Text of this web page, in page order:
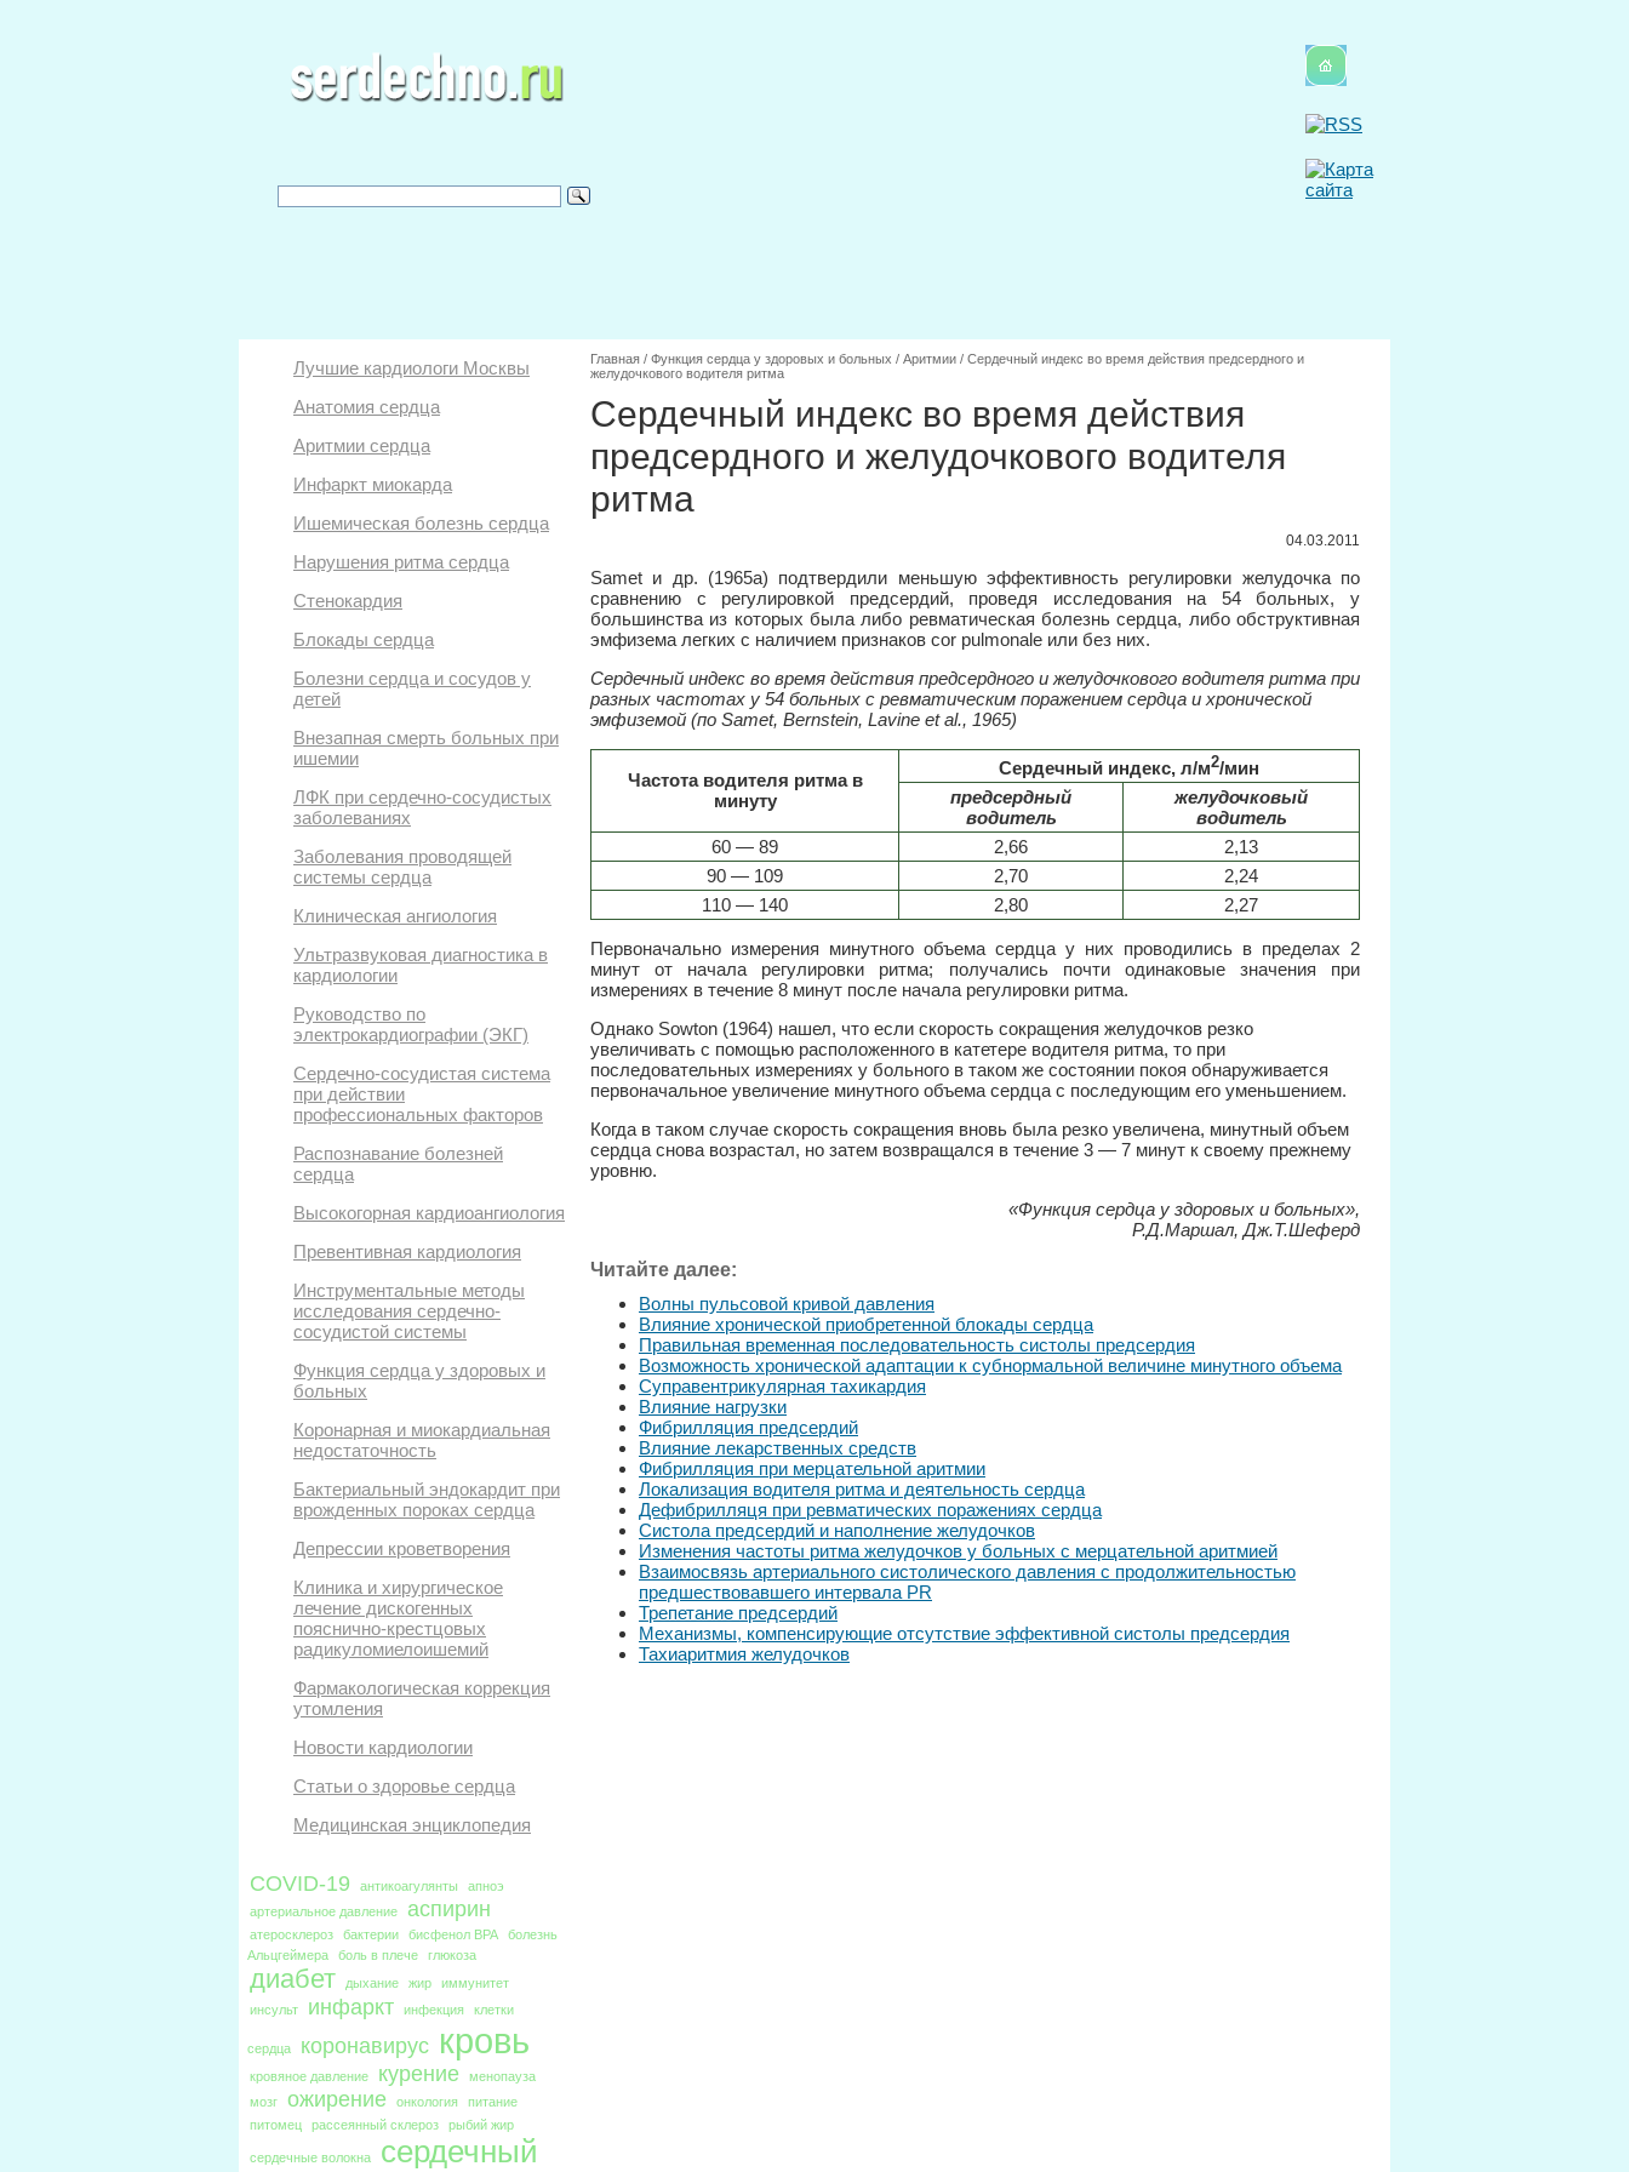
Лучшие кардиологи Москвы
Анатомия сердца
Аритмии сердца
Инфаркт миокарда
Ишемическая болезнь сердца
Нарушения ритма сердца
Стенокардия
Блокады сердца
Болезни сердца и сосудов у
детей
Внезапная смерть больных при
ишемии
ЛФК при сердечно-сосудистых
заболеваниях
Заболевания проводящей
системы сердца
Клиническая ангиология
Ультразвуковая диагностика в
кардиологии
Руководство по
электрокардиографии (ЭКГ)
Сердечно-сосудистая система
при действии
профессиональных факторов
Распознавание болезней
сердца
Высокогорная кардиоангиология
Превентивная кардиология
Инструментальные методы
исследования сердечно-
сосудистой системы
Функция сердца у здоровых и
больных
Коронарная и миокардиальная
недостаточность
Бактериальный эндокардит при
врожденных пороках сердца
Депрессии кроветворения
Клиника и хирургическое
лечение дискогенных
пояснично-крестцовых
радикуломиелоишемий
Фармакологическая коррекция
утомления
Новости кардиологии
Статьи о здоровье сердца
Медицинская энциклопедия
COVID-19 антикоагулянты
апноэ
артериальное давление
аспирин
атеросклероз бактерии бисфенол BPA
болезнь
Альцгеймера
боль в плече глюкоза
диабет дыхание жир
иммунитет
инсульт
инфаркт инфекция клетки
сердца коронавирус кровь
кровяное давление курение
менопауза
мозг
ожирение онкология
питание
питомец
рассеянный склероз рыбий жир
сердечные волокна
сердечный
Главная / Функция сердца у здоровых и больных / Аритмии / Сердечный индекс во время действия предсердного и
желудочкового водителя ритма
Сердечный индекс во время действия
предсердного и желудочкового водителя
ритма
04.03.2011
Samet и др. (1965а) подтвердили меньшую эффективность регулировки желудочка по
сравнению с регулировкой предсердий, проведя исследования на 54 больных, у
большинства из которых была либо ревматическая болезнь сердца, либо обструктивная
эмфизема легких с наличием признаков cor pulmonale или без них.
Сердечный индекс во время действия предсердного и желудочкового водителя ритма при
разных частотах у 54 больных с ревматическим поражением сердца и хронической
эмфиземой (по Samet, Bernstein, Lavine et al., 1965)
Частота водителя ритма в
минуту
Сердечный индекс, л/м2/мин
предсердный
водитель
желудочковый
водитель
60 — 89
2,66
2,13
90 — 109
2,70
2,24
110 — 140
2,80 2,27
Первоначально измерения минутного объема сердца у них проводились в пределах 2
минут от начала регулировки ритма; получались почти одинаковые значения при
измерениях в течение 8 минут после начала регулировки ритма.
Однако Sowton (1964) нашел, что если скорость сокращения желудочков резко
увеличивать с помощью расположенного в катетере водителя ритма, то при
последовательных измерениях у больного в таком же состоянии покоя обнаруживается
первоначальное увеличение минутного объема сердца с последующим его уменьшением.
Когда в таком случае скорость сокращения вновь была резко увеличена, минутный объем
сердца снова возрастал, но затем возвращался в течение 3 — 7 минут к своему прежнему
уровню.
«Функция сердца у здоровых и больных»,
Р.Д.Маршал, Дж.Т.Шеферд
Читайте далее:
Волны пульсовой кривой давления
Влияние хронической приобретенной блокады сердца
Правильная временная последовательность систолы предсердия
Возможность хронической адаптации к субнормальной величине минутного объема
Суправентрикулярная тахикардия
Влияние нагрузки
Фибрилляция предсердий
Влияние лекарственных средств
Фибрилляция при мерцательной аритмии
Локализация водителя ритма и деятельность сердца
Дефибрилляця при ревматических поражениях сердца
Систола предсердий и наполнение желудочков
Изменения частоты ритма желудочков у больных с мерцательной аритмией
Взаимосвязь артериального систолического давления с продолжительностью
предшествовавшего интервала PR
Трепетание предсердий
Механизмы, компенсирующие отсутствие эффективной систолы предсердия
Тахиаритмия желудочков